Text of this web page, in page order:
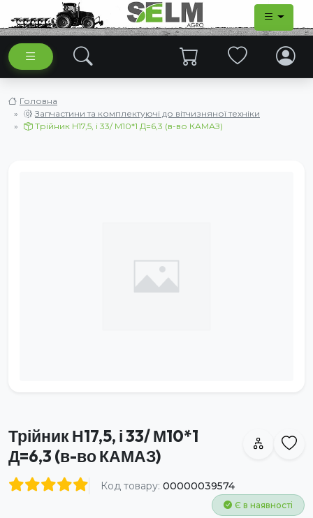
Головна
Запчастини та комплектуючі до вітчизняної техніки
Трійник Н17,5, і 33/ М10*1 Д=6,3 (в-во КАМАЗ)
Трійник Н17,5, і 33/ М10*1
Д=6,3 (в-во КАМАЗ)
Код товару: 00000039574
Є в наявності